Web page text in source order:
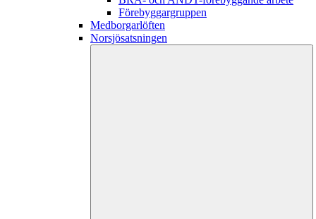
Förebyggargruppen
Medborgarlöften
Norsjösatsningen